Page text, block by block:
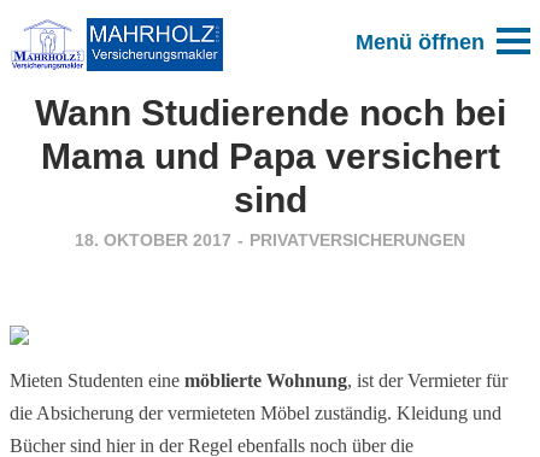
Zum Blog
Wann Studierende noch bei
Mama und Papa versichert
sind
18. OKTOBER 2017 - PRIVATVERSICHERUNGEN
Mieten Studenten eine möblierte Wohnung, ist der Vermieter für
die Absicherung der vermieteten Möbel zuständig. Kleidung und
Bücher sind hier in der Regel ebenfalls noch über die